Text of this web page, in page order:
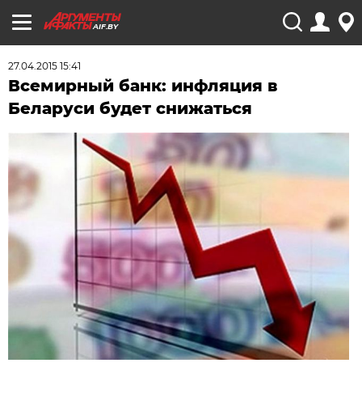
AIF.BY
27.04.2015 15:41
Всемирный банк: инфляция в
Беларуси будет снижаться